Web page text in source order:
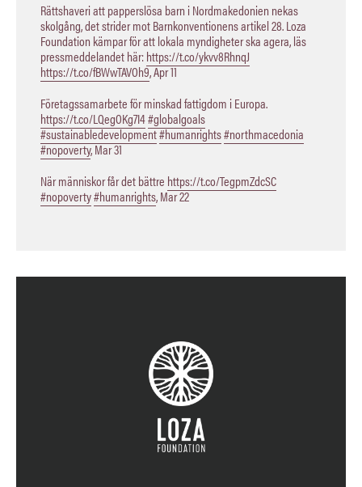
Rättshaveri att papperslösa barn i Nordmakedonien nekas
skolgång, det strider mot Barnkonventionens artikel 28. Loza
Foundation kämpar för att lokala myndigheter ska agera, läs
pressmeddelandet här:https://t.co/ykvv8RhnqJ
https://t.co/fBWwTAVOh9,Apr 11
Företagssamarbete för minskad fattigdom i Europa.
https://t.co/LQegOKg7I4#globalgoals
#sustainabledevelopment#humanrights#northmacedonia
#nopoverty,Mar 31
När människor får det bättre https://t.co/TegpmZdcSC
#nopoverty#humanrights,Mar 22